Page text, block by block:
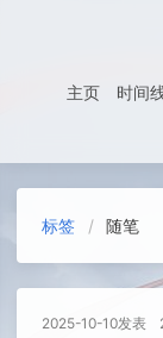
主页 时间
标签 随笔
2025-10-10发表